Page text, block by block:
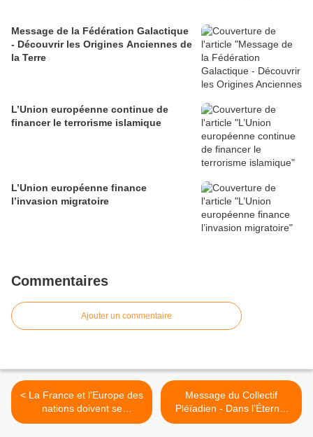
Message de la Fédération Galactique
- Découvrir les Origines Anciennes de
la Terre
L’Union européenne continue de
financer le terrorisme islamique
L’Union européenne finance
l’invasion migratoire
Commentaires
Ajouter un commentaire
< La France et l’Europe des
nations doivent se
rapprocher de la Russie (3)
Message du Collectif
Pléïadien - Dans l’Éternel
Maintenant >